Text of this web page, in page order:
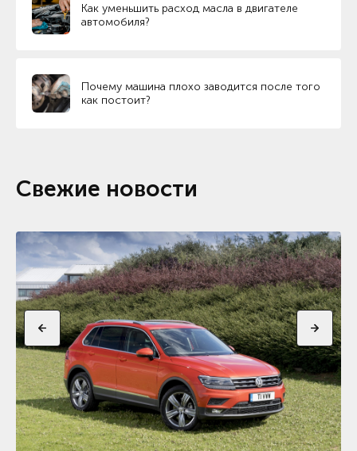
Как уменьшить расход масла в двигателе
автомобиля?
Почему машина плохо заводится после того
как постоит?
Свежие новости